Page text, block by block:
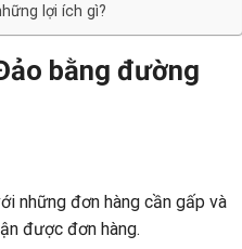
lợi ích gì?
bằng đường
những đơn hàng cần gấp và
được đơn hàng.